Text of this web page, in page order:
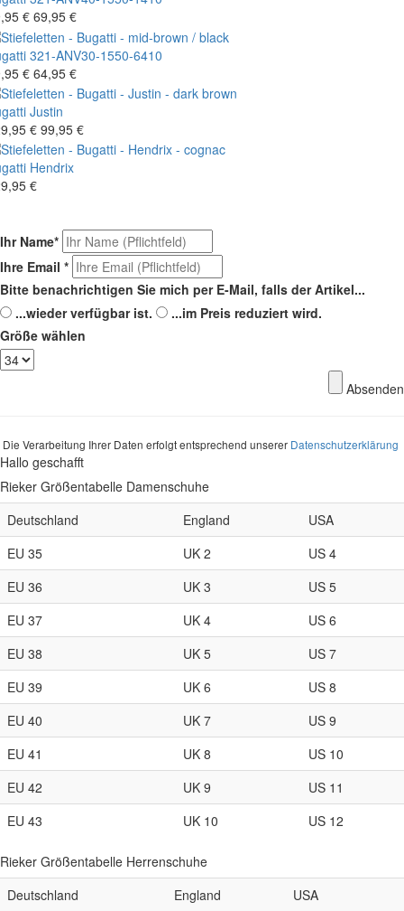
€ 69,95 €
321-ANV30-1550-6410
€ 64,95 €
Justin
€ 99,95 €
Hendrix
€
Ihr Name*
Ihre Email *
Bitte benachrichtigen Sie mich per E-Mail, falls der Artikel...
...wieder verfügbar ist.
...im Preis reduziert wird.
Größe wählen
Absenden
Die Verarbeitung Ihrer Daten erfolgt entsprechend unserer Datenschutzerklärung
Hallo geschafft
Rieker Größentabelle Damenschuhe
Deutschland
England
USA
EU 35
UK 2
US 4
EU 36
UK 3
US 5
EU 37
UK 4
US 6
EU 38
UK 5
US 7
EU 39
UK 6
US 8
EU 40
UK 7
US 9
EU 41
UK 8
US 10
EU 42
UK 9
US 11
EU 43
UK 10 US 12
Rieker Größentabelle Herrenschuhe
Deutschland
England
USA